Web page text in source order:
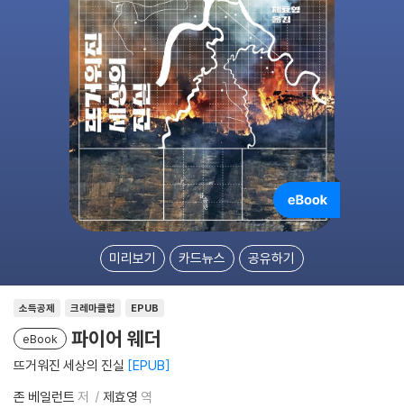
미리보기 카드뉴스 공유하기
소득공제 크레마클럽 EPUB
eBook 파이어 웨더
뜨거워진 세상의 진실 EPUB
존 베일런트 저 제효영 역